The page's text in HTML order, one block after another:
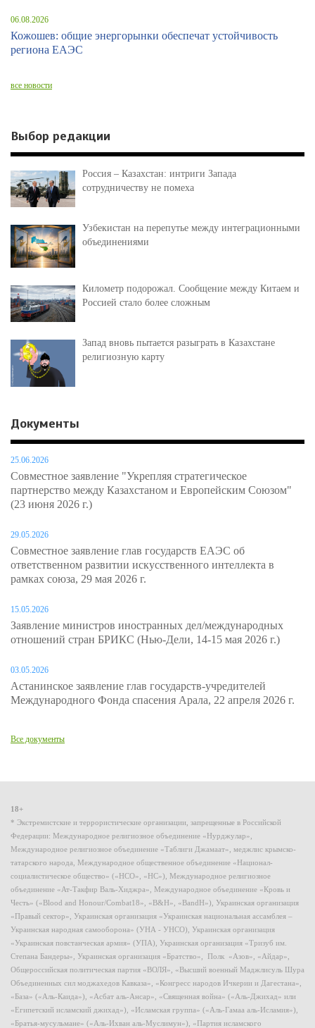
06.08.2026
Кожошев: общие энергорынки обеспечат устойчивость
региона ЕАЭС
все новости
Выбор редакции
Россия – Казахстан: интриги Запада
сотрудничеству не помеха
Узбекистан на перепутье между интеграционными
объединениями
Километр подорожал. Сообщение между Китаем и
Россией стало более сложным
Запад вновь пытается разыграть в Казахстане
религиозную карту
Документы
25.06.2026
Совместное заявление "Укрепляя стратегическое
партнерство между Казахстаном и Европейским Союзом"
(23 июня 2026 г.)
29.05.2026
Совместное заявление глав государств ЕАЭС об
ответственном развитии искусственного интеллекта в
рамках союза, 29 мая 2026 г.
15.05.2026
Заявление министров иностранных дел/международных
отношений стран БРИКС (Нью-Дели, 14-15 мая 2026 г.)
03.05.2026
Астанинское заявление глав государств-учредителей
Международного Фонда спасения Арала, 22 апреля 2026 г.
Все документы
18+
* Экстремистские и террористические организации, запрещенные в Российской
Федерации: Международное религиозное объединение «Нурджулар»,
Международное религиозное объединение «Таблиги Джамаат», меджлис крымско-
татарского народа, Международное общественное объединение «Национал-
социалистическое общество» («НСО», «НС»), Международное религиозное
объединение «Ат-Такфир Валь-Хиджра», Международное объединение «Кровь и
Честь» («Blood and Honour/Combat18», «B&H», «BandH»), Украинская организация
«Правый сектор», Украинская организация «Украинская национальная ассамблея –
Украинская народная самооборона» (УНА - УНСО), Украинская организация
«Украинская повстанческая армия» (УПА), Украинская организация «Тризуб им.
Степана Бандеры», Украинская организация «Братство», Полк «Азов», «Айдар»,
Общероссийская политическая партия «ВОЛЯ», «Высший военный Маджлисуль Шура
Объединенных сил моджахедов Кавказа», «Конгресс народов Ичкерии и Дагестана»,
«База» («Аль-Каида»), «Асбат аль-Ансар», «Священная война» («Аль-Джихад» или
«Египетский исламский джихад»), «Исламская группа» («Аль-Гамаа аль-Исламия»),
«Братья-мусульмане» («Аль-Ихван аль-Муслимун»), «Партия исламского